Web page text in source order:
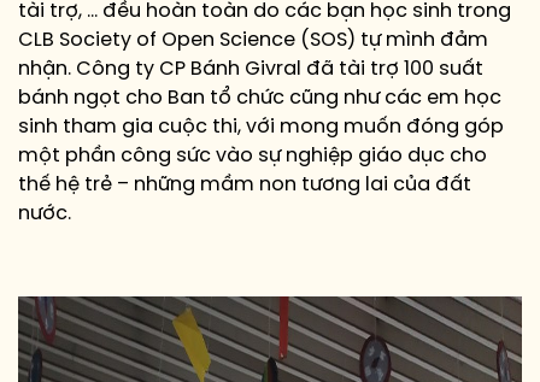
tài trợ, … đều hoàn toàn do các bạn học sinh trong
CLB Society of Open Science (SOS) tự mình đảm
nhận. Công ty CP Bánh Givral đã tài trợ 100 suất
bánh ngọt cho Ban tổ chức cũng như các em học
sinh tham gia cuộc thi, với mong muốn đóng góp
một phần công sức vào sự nghiệp giáo dục cho
thế hệ trẻ – những mầm non tương lai của đất
nước.